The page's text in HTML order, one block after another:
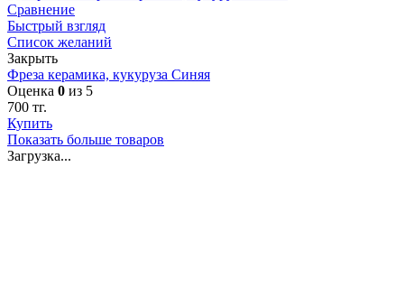
Сравнение
Быстрый взгляд
Список желаний
Закрыть
Фреза керамика, кукуруза Синяя
Оценка 0 из 5
700 тг.
Купить
Показать больше товаров
Загрузка...